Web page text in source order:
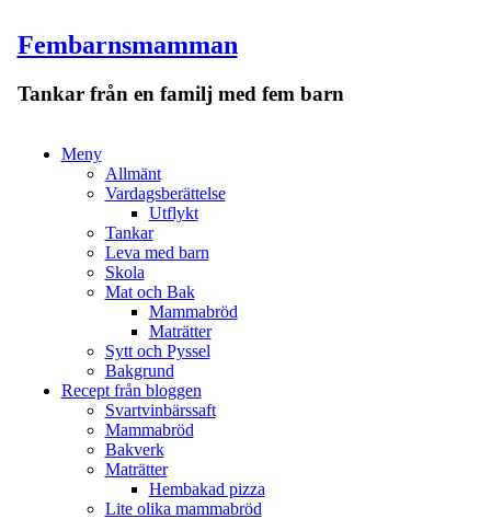
Fembarnsmamman
Tankar från en familj med fem barn
HoppaMeny
Allmänt
Vardagsberättelse
Utflykt
Tankar
Leva med barn
Skola
Mat och Bak
Mammabröd
Maträtter
Sytt och Pyssel
Bakgrund
Recept från bloggen
Svartvinbärssaft
Mammabröd
Bakverk
Maträtter
Hembakad pizza
Lite olika mammabröd